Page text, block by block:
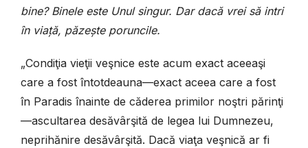
bine? Binele este Unul singur. Dar dacă vrei să intri
în viaţă, păzeşte poruncile.
„Condiţia vieţii veşnice este acum exact aceeaşi
care a fost întotdeauna—exact aceea care a fost
în Paradis înainte de căderea primilor noştri părinţi
—ascultarea desăvârşită de legea lui Dumnezeu,
neprihănire desăvârşită. Dacă viaţa veşnică ar fi